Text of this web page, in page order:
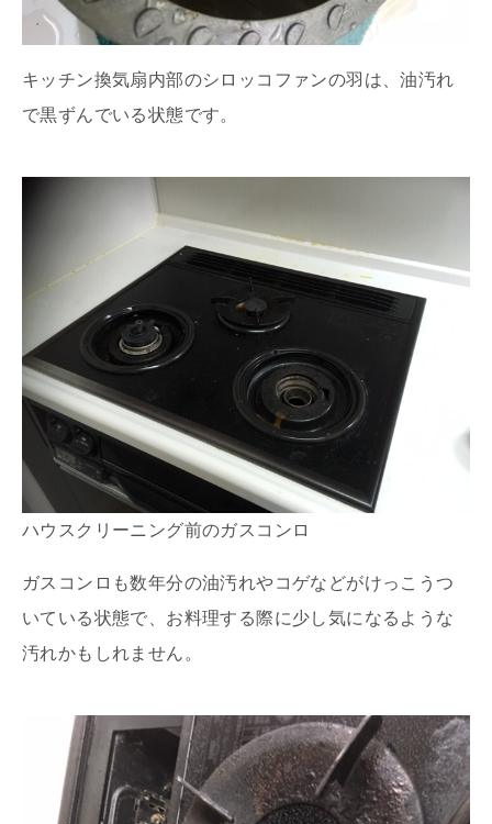
キッチン換気扇内部のシロッコファンの羽は、油汚れ
で黒ずんでいる状態です。
ハウスクリーニング前のガスコンロ
ガスコンロも数年分の油汚れやコゲなどがけっこうつ
いている状態で、お料理する際に少し気になるような
汚れかもしれません。